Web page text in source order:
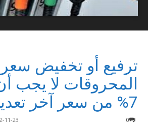
ترفيع أو تخفيض سعر
المحروقات لا يجب
7% من سعر آخر تعديل
11-23 0